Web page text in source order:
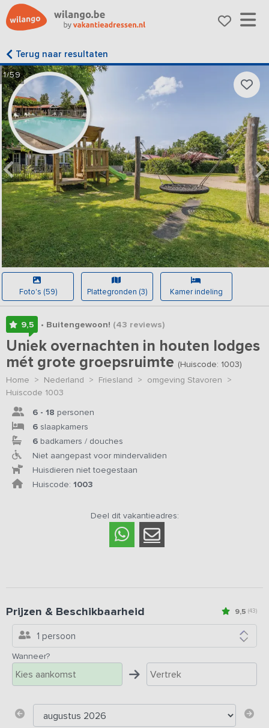
Terug naar resultaten
1/59
Foto's (59) Plattegronden (3) Kamer indeling
9,5 • Buitengewoon! (43 reviews)
Uniek overnachten in houten lodges
mét grote groepsruimte (Huiscode: 1003)
Home > Nederland > Friesland > omgeving Stavoren >
Huiscode 1003
6 - 18 personen
6 slaapkamers
6 badkamers / douches
Niet aangepast voor mindervaliden
Huisdieren niet toegestaan
Huiscode: 1003
Deel dit vakantieadres:
9,5 (43)
Prijzen & Beschikbaarheid
1 persoon
Wanneer?